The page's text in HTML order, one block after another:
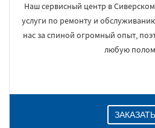
Наш сервисный центр в
услуги по ремонту и
нас за спиной огромный опыт,
любую
ЗАКАЗАТЬ